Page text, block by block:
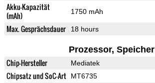
Akku-Kapazität
(mAh)
1750 mAh
Max. Gesprächsdauer 18 hours
Prozessor, Speicher
Chip-Hersteller Mediatek
Chipsatz und SoC-Art MT6735